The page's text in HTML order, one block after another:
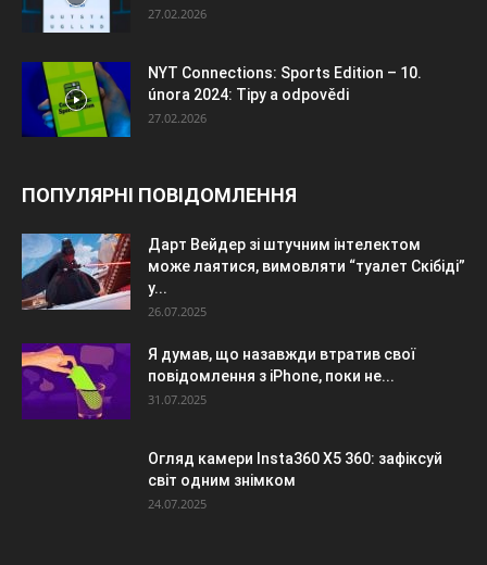
27.02.2026
NYT Connections: Sports Edition – 10.
února 2024: Tipy a odpovědi
27.02.2026
ПОПУЛЯРНІ ПОВІДОМЛЕННЯ
Дарт Вейдер зі штучним інтелектом
може лаятися, вимовляти “туалет Скібіді”
у...
26.07.2025
Я думав, що назавжди втратив свої
повідомлення з iPhone, поки не...
31.07.2025
Огляд камери Insta360 X5 360: зафіксуй
світ одним знімком
24.07.2025